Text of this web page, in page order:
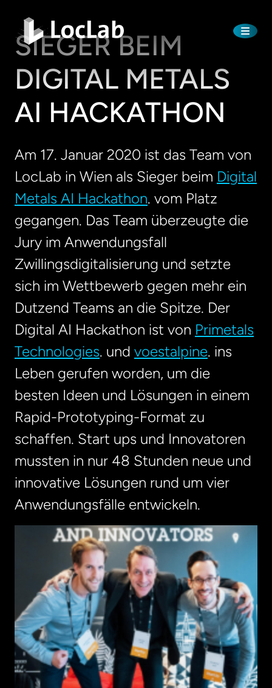
SIEGER BEIM
DIGITAL METALS
AI HACKATHON
Am 17. Januar 2020 ist das Team von
LocLab in Wien als Sieger beim Digital
Metals AI Hackathon. vom Platz
gegangen. Das Team überzeugte die
Jury im Anwendungsfall
Zwillingsdigitalisierung und setzte
sich im Wettbewerb gegen mehr ein
Dutzend Teams an die Spitze. Der
Digital AI Hackathon ist von Primetals
Technologies. und voestalpine. ins
Leben gerufen worden, um die
besten Ideen und Lösungen in einem
Rapid-Prototyping-Format zu
schaffen. Start ups und Innovatoren
mussten in nur 48 Stunden neue und
innovative Lösungen rund um vier
Anwendungsfälle entwickeln.